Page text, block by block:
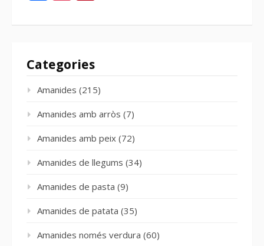
Categories
Amanides (215)
Amanides amb arròs (7)
Amanides amb peix (72)
Amanides de llegums (34)
Amanides de pasta (9)
Amanides de patata (35)
Amanides només verdura (60)